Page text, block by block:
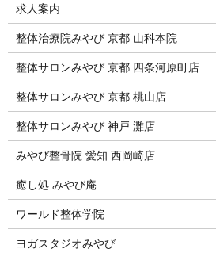
求人案内
整体治療院みやび 京都 山科本院
整体サロンみやび 京都 四条河原町店
整体サロンみやび 京都 桃山店
整体サロンみやび 神戸 灘店
みやび整骨院 愛知 西岡崎店
癒し処 みやび庵
ワールド整体学院
ヨガスタジオみやび